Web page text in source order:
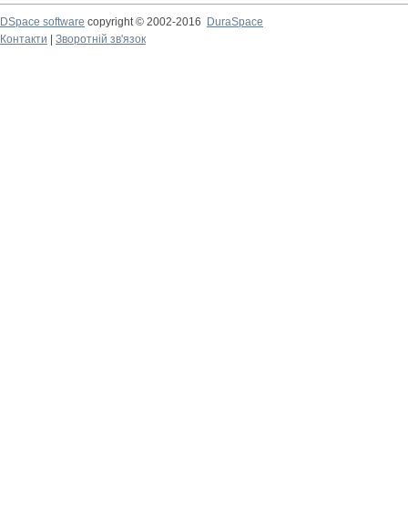
DSpace software copyright © 2002-2016
DuraSpace
Контакти
Зворотній зв'язок